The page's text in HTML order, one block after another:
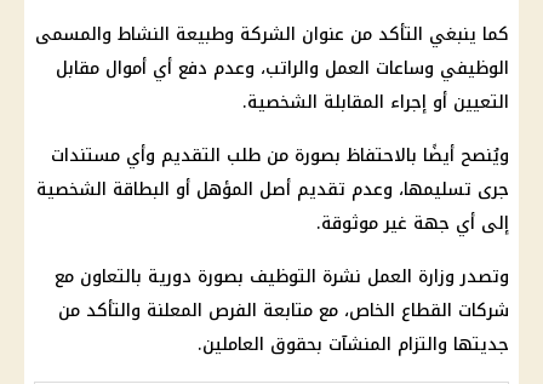
كما ينبغي التأكد من عنوان الشركة وطبيعة النشاط والمسمى
الوظيفي وساعات العمل والراتب، وعدم دفع أي أموال مقابل
التعيين أو إجراء المقابلة الشخصية.
ويُنصح أيضًا بالاحتفاظ بصورة من طلب التقديم وأي مستندات
جرى تسليمها، وعدم تقديم أصل المؤهل أو البطاقة الشخصية
إلى أي جهة غير موثوقة.
وتصدروزارة العمل نشرة التوظيف بصورة دورية بالتعاون مع
شركات القطاع الخاص، مع متابعة الفرص المعلنة والتأكد من
جديتها والتزام المنشآت بحقوق العاملين.